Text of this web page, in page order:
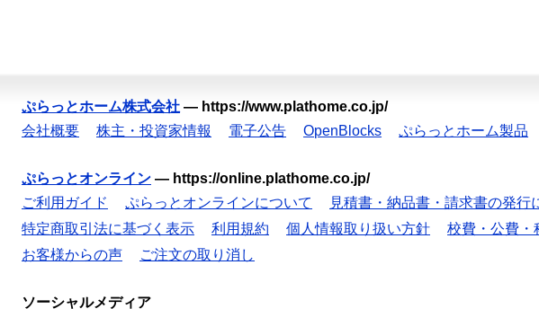
ぷらっとホーム株式会社 — https://www.plathome.co.jp/
会社概要
株主・投資家情報 電子公告 OpenBlocks ぷらっとホーム製品
ぷらっとオンライン — https://online.plathome.co.jp/
ご利用ガイド
ぷらっとオンラインについて 見積書・納品書・請求書の発行
特定商取引法に基づく表示
利用規約 個人情報取り扱い方針 校費・公費・
お客様からの声
ご注文の取り消し
ソーシャルメディア